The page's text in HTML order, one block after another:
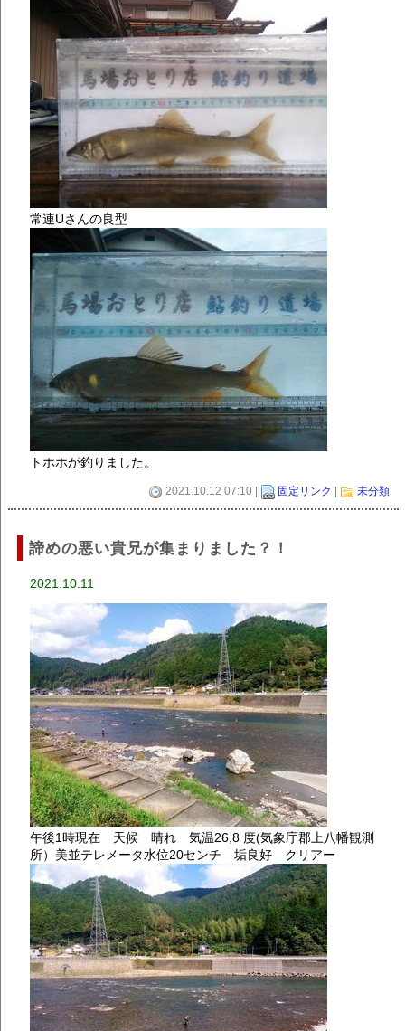
常連Uさんの良型
トホホが釣りました。
2021.10.12 07:10 | 固定リンク 未分類
諦めの悪い貴兄が集まりました？！
2021.10.11
午後1時現在 天候 晴れ 気温26,8 度(気象庁郡上八幡観測
所）美並テレメータ水位20センチ 垢良好 クリアー